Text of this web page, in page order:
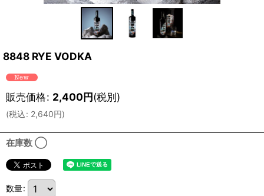
8848 RYE VODKA
販売価格: 2,400円(税別)
(税込: 2,640円)
在庫数 ◯
数量: